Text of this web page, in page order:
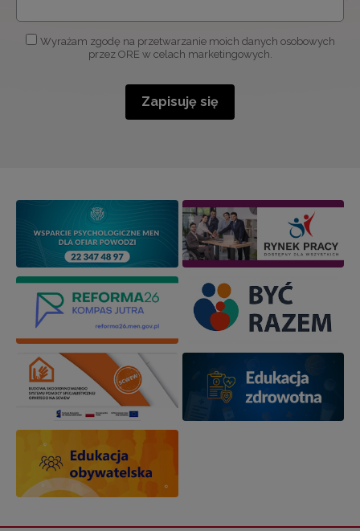
Wyrażam zgodę na przetwarzanie moich danych osobowych
przez ORE w celach marketingowych.
Zapisuję się